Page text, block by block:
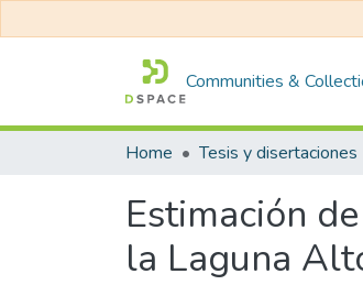
Communities &
Home Tesis y disertaciones
Estimación
la Laguna